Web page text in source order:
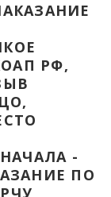
РФ,
-
ПО